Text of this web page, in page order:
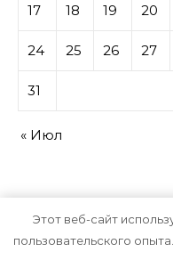
17 18 19 20
24 25 26 27
31
« Июл
Тема
Этот веб-сайт
пользовательского